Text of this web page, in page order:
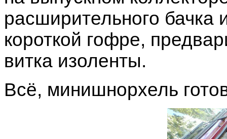
расширительного бачка
короткой гофре,
витка изоленты.
Всё, минишнорхель